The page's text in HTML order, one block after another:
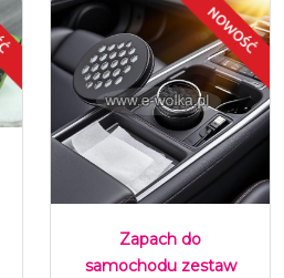
Zapach do
samochodu zestaw